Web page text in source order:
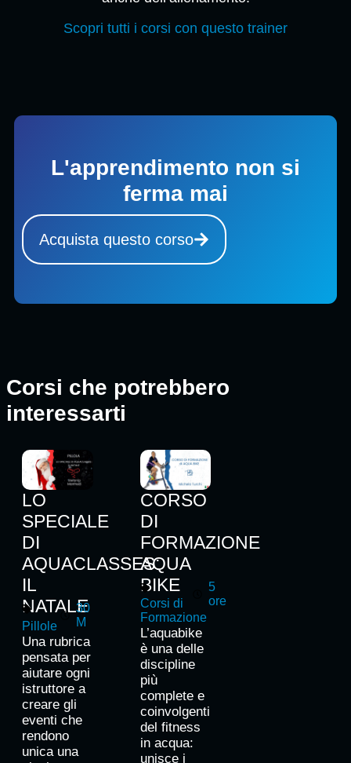
Scopri tutti i corsi con questo trainer
L'apprendimento non si
ferma mai
Acquista questo corso
Corsi che potrebbero
interessarti
LO
SPECIALE
DI
AQUACLASSES:
IL
NATALE
Pillole
30
M
Una rubrica
pensata per
aiutare ogni
istruttore a
creare gli
eventi che
rendono
unica una
CORSO
DI
FORMAZIONE
AQUA
BIKE
Corsi di
Formazione
5
ore
L’aquabike
è una delle
discipline
più
complete e
coinvolgenti
del fitness
in acqua:
unisce i